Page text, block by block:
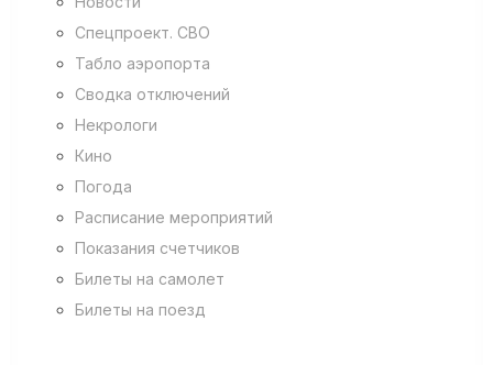
Спецпроект. СВО
Табло аэропорта
Сводка отключений
Некрологи
Кино
Погода
Расписание мероприятий
Показания счетчиков
Билеты на самолет
Билеты на поезд